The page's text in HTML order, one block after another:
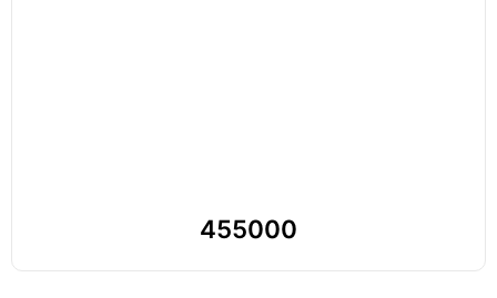
455000